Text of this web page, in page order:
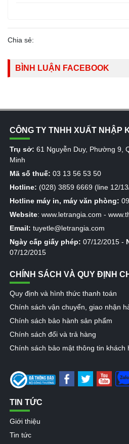
Chia sẻ:
BÌNH LUẬN FACEBOOK
CÔNG TY TNHH XUẤT NHẬP
Trụ sở: 61 Nguyễn Duy, Phường 9,
Minh
Mã số thuế: 03 13 56 53 50
Hotline: (028) 3859 6669 (line 12/
Hotline máy in, máy văn phòng:
Website: www.letrangia.com -
Email: tuyetle@letrangia.com
Ngày cấp giấy phép: 07/12/2015 -
07/12/2015
CHÍNH SÁCH VÀ QUY ĐỊNH
Quy định và hình thức thanh toán
Chính sách vận chuyển, giao nhận
Chính sách bảo hành sản phẩm
Chính sách đổi và trả hàng
Chính sách bảo mật thông tin khách
TIN TỨC
Giới thiệu
Tin tức